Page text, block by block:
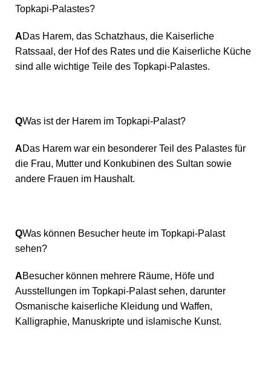
Topkapi-Palastes?
ADas Harem, das Schatzhaus, die Kaiserliche
Ratssaal, der Hof des Rates und die Kaiserliche Küche
sind alle wichtige Teile des Topkapi-Palastes.
QWas ist der Harem im Topkapi-Palast?
ADas Harem war ein besonderer Teil des Palastes für
die Frau, Mutter und Konkubinen des Sultan sowie
andere Frauen im Haushalt.
QWas können Besucher heute im Topkapi-Palast
sehen?
ABesucher können mehrere Räume, Höfe und
Ausstellungen im Topkapi-Palast sehen, darunter
Osmanische kaiserliche Kleidung und Waffen,
Kalligraphie, Manuskripte und islamische Kunst.